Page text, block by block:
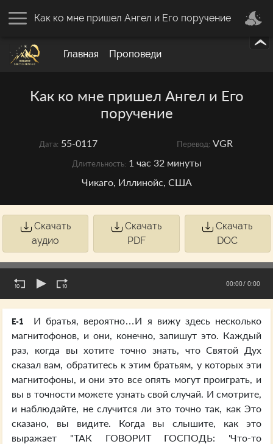
Главная Проповеди
Как ко мне пришел Ангел и Его поручение
Как ко мне пришел Ангел и Его
поручение
Дата: 55-0117 Перевод: VGR
Длительность: 1 час 32 минуты
Чикаго, Иллинойс, США
Скачать
аудио
Скачать
PDF
Скачать
DOC
00:00/ 0:00
E-1
И братья, вероятно…И я вижу здесь несколько
магнитофонов, и они, конечно, запишут это. Каждый
раз, когда вы хотите точно знать, что Святой Дух
сказал вам, обратитесь к этим братьям, у которых эти
магнитофоны, и они это все опять могут проиграть, и
вы в точности можете узнать свой случай. И смотрите,
и наблюдайте, не случится ли это точно так, как Это
сказано, вы видите. Когда вы слышите, как это
выражает "ТАК ГОВОРИТ ГОСПОДЬ: 'Что-то